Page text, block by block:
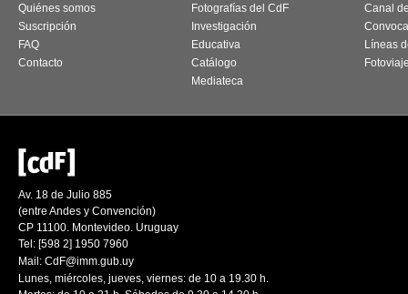
Quiénes somos
Suscripción
FAQ
Contacto
Fotografías del CdF
Investigación
Educativa
Catálogo
Mediateca
Canal
Líneas
Av. 18 de Julio 885
(entre Andes y Convención)
CP 11100. Montevideo. Uruguay
Tel: [598 2] 1950 7960
Mail: CdF@imm.gub.uy
Lunes, miércoles, jueves, viernes: de 10 a 19.30 h.